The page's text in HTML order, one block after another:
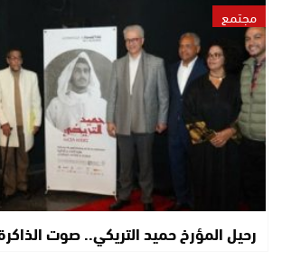
مجتمع
رحيل المؤرخ حميد التريكي.. صوت